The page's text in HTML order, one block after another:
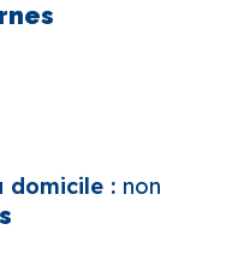
domicile : non